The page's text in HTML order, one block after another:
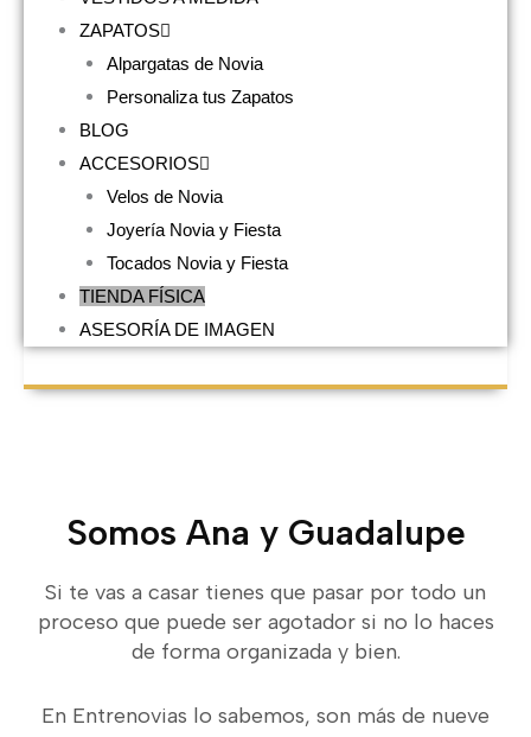
ZAPATOS
Alpargatas de Novia
Personaliza tus Zapatos
BLOG
ACCESORIOS
Velos de Novia
Joyería Novia y Fiesta
Tocados Novia y Fiesta
TIENDA FÍSICA
ASESORÍA DE IMAGEN
Somos Ana y Guadalupe
Si te vas a casar tienes que pasar por todo un
proceso que puede ser agotador si no lo haces
de forma organizada y bien.
En Entrenovias lo sabemos, son más de nueve